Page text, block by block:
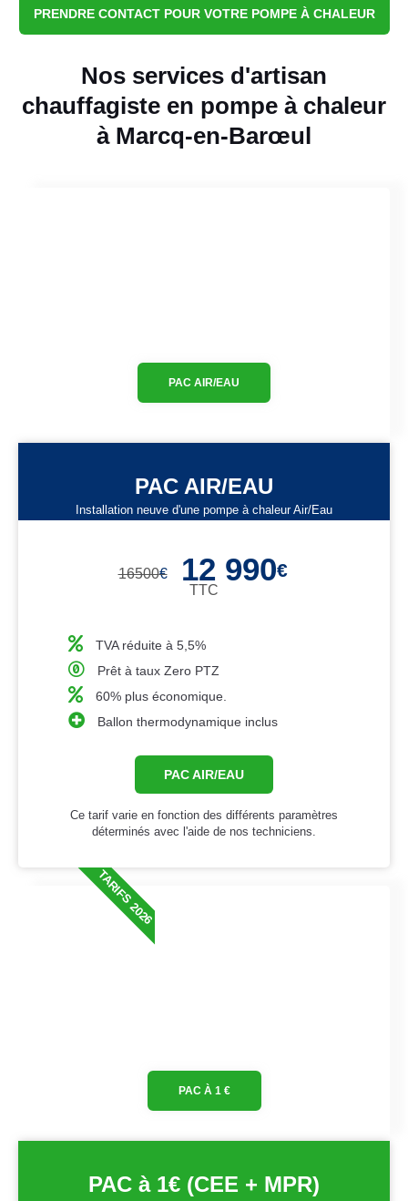
PRENDRE CONTACT POUR VOTRE POMPE À CHALEUR
Nos services d'artisan
chauffagiste en pompe à chaleur
à Marcq-en-Barœul
PAC AIR/EAU
PAC AIR/EAU
Installation neuve d'une pompe à chaleur Air/Eau
16500€ 12 990€
TTC
TVA réduite à 5,5%
Prêt à taux Zero PTZ
60% plus économique.
Ballon thermodynamique inclus
PAC AIR/EAU
Ce tarif varie en fonction des différents paramètres
déterminés avec l'aide de nos techniciens.
TARIFS 2026
PAC À 1 €
PAC à 1€ (CEE + MPR)